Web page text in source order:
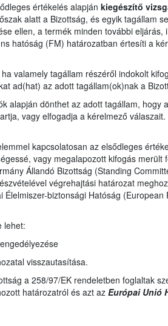
értékelés alapján kiegészítő
alatt a Bizottság, és egyik tagállam
ellen, a termék minden további
hatóság (FM) határozatban értesíti a
valamely tagállam részéről indokolt
ad(hat) az adott tagállam(ok)nak a
alapján dönthet az adott tagállam, hogy
vagy elfogadja a kérelmező
kapcsolatosan az elsődleges
vagy megalapozott kifogás merült
Állandó Bizottság (Standing
végrehajtási határozat
Élelmiszer-biztonsági Hatóság (European
lehet:
visszautasítása.
a 258/97/EK rendeletben foglaltak
határozatról és azt az Európai Unió